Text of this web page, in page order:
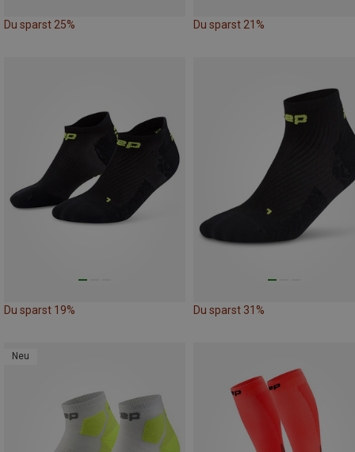
Du sparst 25% Du sparst 21%
Du sparst 19% Du sparst 31%
Neu